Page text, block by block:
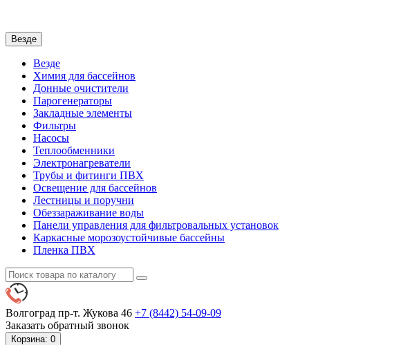
Везде
Везде
Химия для бассейнов
Донные очистители
Парогенераторы
Закладные элементы
Фильтры
Насосы
Теплообменники
Электронагреватели
Трубы и фитинги ПВХ
Освещение для бассейнов
Лестницы и поручни
Обеззараживание воды
Панели управления для фильтровальных установок
Каркасные морозоустойчивые бассейны
Пленка ПВХ
Волгоград пр-т. Жукова 46 +7 (8442) 54-09-09
Заказать обратный звонок
Корзина: 0